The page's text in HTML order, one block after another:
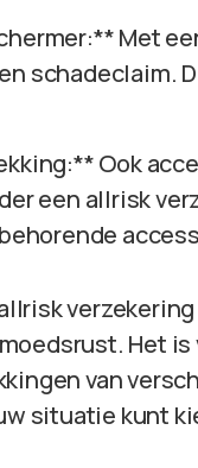
Met
schadeclaim.
Ook
een allrisk
Het
van
situatie kunt